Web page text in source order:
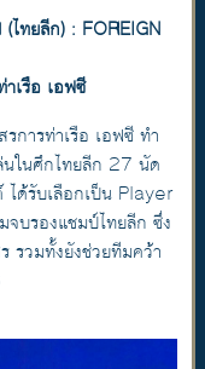
ไทยลีก) : FOREIGN
เรือ เอฟซี
การท่าเรือ เอฟซี ทำ
นในศึกไทยลีก 27 นัด
ด้รับเลือกเป็น Player
บรองแชมป์ไทยลีก ซึ่ง
รวมทั้งยังช่วยทีมคว้า